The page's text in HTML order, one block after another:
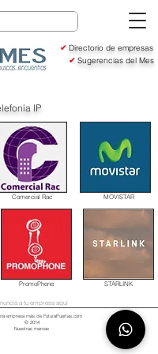
✔ Directorio de empresas
✔ Sugerencias del Mes
IP
Comercial Rac
PromoPhone
MOVISTAR
STARLINK
a tu empresa aquí
empresa más de FuturaPuertas.com
© 2014
Nuestras marcas